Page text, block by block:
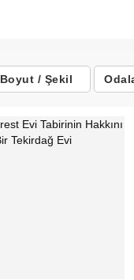
Boyut / Şekil